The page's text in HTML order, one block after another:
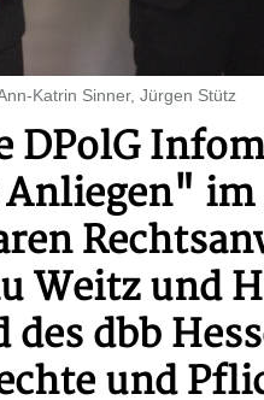
Katrin Sinner, Jürgen Stütz
DPolG
im
Weitz und
des dbb
und